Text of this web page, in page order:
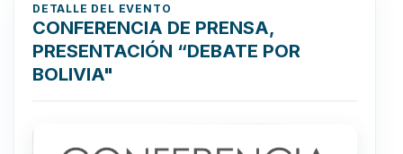
DETALLE DEL EVENTO
CONFERENCIA DE PRENSA,
PRESENTACIÓN “DEBATE POR
BOLIVIA"